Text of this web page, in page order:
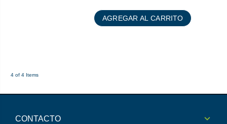
AGREGAR AL CARRITO
4 of 4 Items
CONTACTO